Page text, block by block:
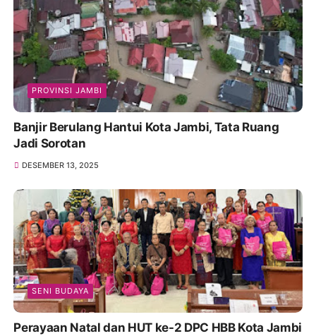
PROVINSI JAMBI
Banjir Berulang Hantui Kota Jambi, Tata Ruang
Jadi Sorotan
DESEMBER 13, 2025
SENI BUDAYA
Perayaan Natal dan HUT ke-2 DPC HBB Kota Jambi